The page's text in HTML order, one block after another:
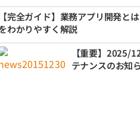
完全ガイド】業務アプリ開発と
わかりやすく解説
【重要】
テナンスのお知